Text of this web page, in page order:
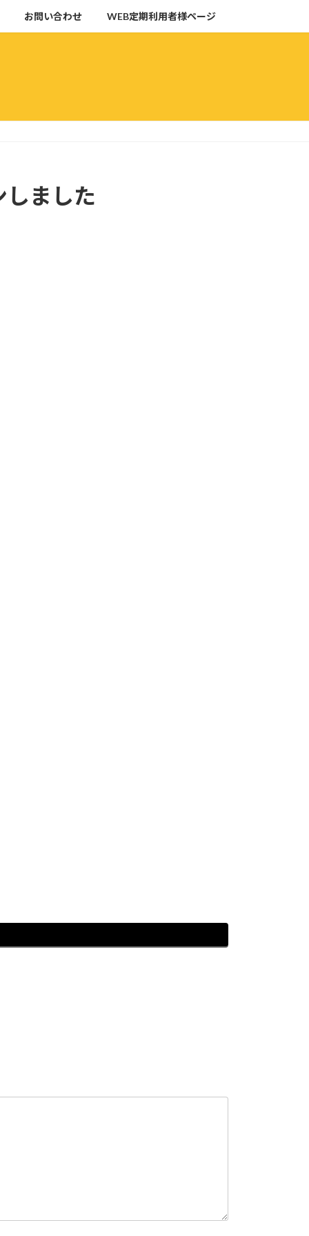
お問い合わせ WEB定期利用者様ページ
ました